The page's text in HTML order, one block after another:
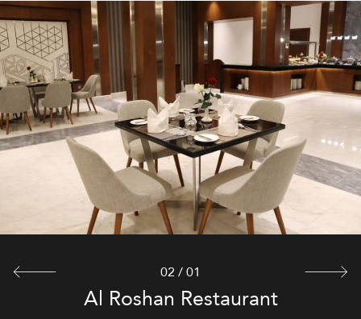
Al Roshan Restaurant
Le Café
استرخِ وانتعش في مقهى لو كافيه (Le Café) واستمتعبمجوعة
رائعة من المشروبات غير الكحولية والقهوة في المدينة المنورة،
إلى جانب مجموعة مختارة راقية من الوجبات الخفيفة الحلوة
والمالحة.
استكشف
02/01